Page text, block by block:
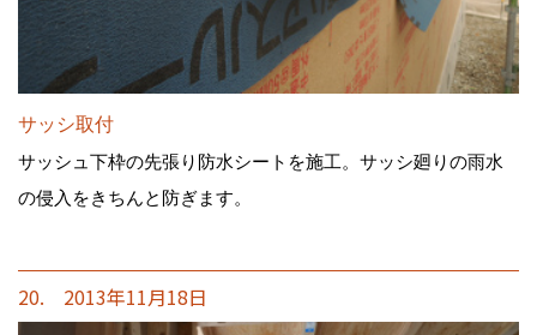
サッシ取付
サッシュ下枠の先張り防水シートを施工。サッシ廻りの雨水
の侵入をきちんと防ぎます。
20. 2013年11月18日